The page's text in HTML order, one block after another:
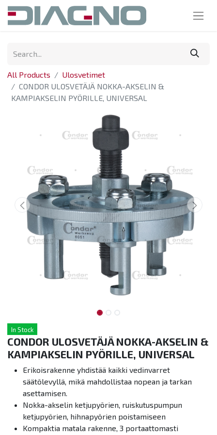
All Products
Ulosvetimet
CONDOR ULOSVETÄJÄ NOKKA-AKSELIN &
KAMPIAKSELIN PYÖRILLE, UNIVERSAL
In Stock
CONDOR ULOSVETÄJÄ NOKKA-AKSELIN &
KAMPIAKSELIN PYÖRILLE, UNIVERSAL
Erikoisrakenne yhdistää kaikki vedinvarret
säätölevyllä, mikä mahdollistaa nopean ja tarkan
asettamisen.
Nokka-akselin ketjupyörien, ruiskutuspumpun
ketjupyörien, hihnapyörien poistamiseen
Kompaktia matala rakenne, 3 portaattomasti